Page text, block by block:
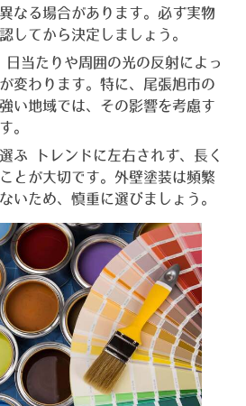
なる場合があります。必ず実物
してから決定しましょう。
日当たりや周囲の光の反射によっ
変わります。特に、尾張旭市の
い地域では、その影響を考慮す
。
ぶ トレンドに左右されず、長く
とが大切です。外壁塗装は頻繁
いため、慎重に選びましょう。